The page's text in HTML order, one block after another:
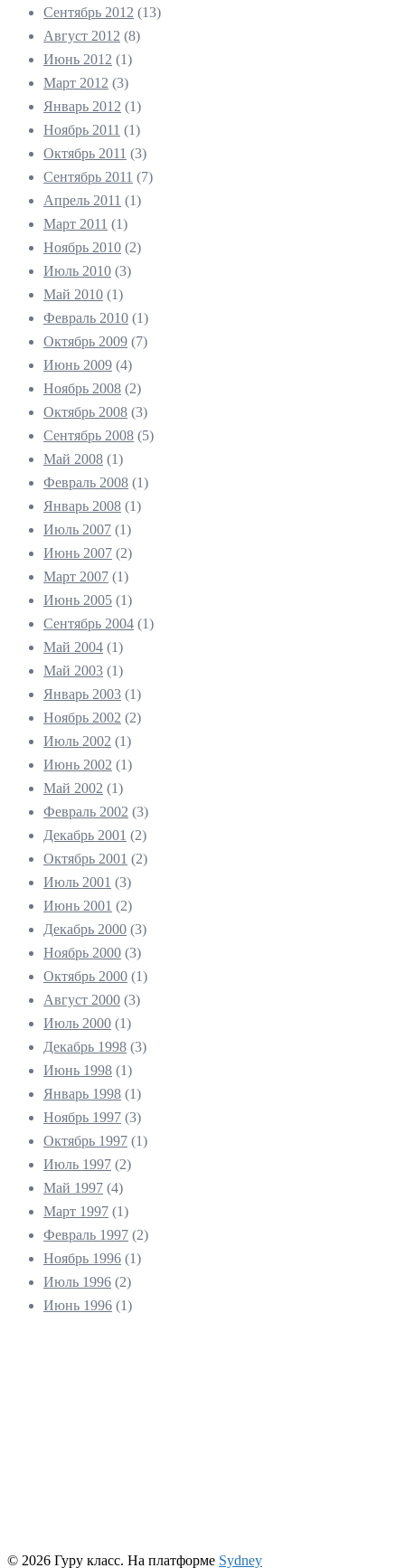
Сентябрь 2012 (13)
Август 2012 (8)
Июнь 2012 (1)
Март 2012 (3)
Январь 2012 (1)
Ноябрь 2011 (1)
Октябрь 2011 (3)
Сентябрь 2011 (7)
Апрель 2011 (1)
Март 2011 (1)
Ноябрь 2010 (2)
Июль 2010 (3)
Май 2010 (1)
Февраль 2010 (1)
Октябрь 2009 (7)
Июнь 2009 (4)
Ноябрь 2008 (2)
Октябрь 2008 (3)
Сентябрь 2008 (5)
Май 2008 (1)
Февраль 2008 (1)
Январь 2008 (1)
Июль 2007 (1)
Июнь 2007 (2)
Март 2007 (1)
Июнь 2005 (1)
Сентябрь 2004 (1)
Май 2004 (1)
Май 2003 (1)
Январь 2003 (1)
Ноябрь 2002 (2)
Июль 2002 (1)
Июнь 2002 (1)
Май 2002 (1)
Февраль 2002 (3)
Декабрь 2001 (2)
Октябрь 2001 (2)
Июль 2001 (3)
Июнь 2001 (2)
Декабрь 2000 (3)
Ноябрь 2000 (3)
Октябрь 2000 (1)
Август 2000 (3)
Июль 2000 (1)
Декабрь 1998 (3)
Июнь 1998 (1)
Январь 1998 (1)
Ноябрь 1997 (3)
Октябрь 1997 (1)
Июль 1997 (2)
Май 1997 (4)
Март 1997 (1)
Февраль 1997 (2)
Ноябрь 1996 (1)
Июль 1996 (2)
Июнь 1996 (1)
© 2026 Гуру класс. На платформе Sydney